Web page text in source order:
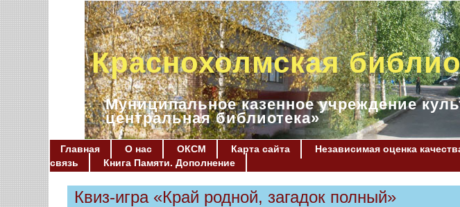
Краснохолмская
Муниципальное казенное учреждение
центральная библиотека»
Главная О нас ОКСМ Карта сайта Независимая оценка
связь
Книга Памяти. Дополнение
Квиз-игра «Край родной, загадок полный»